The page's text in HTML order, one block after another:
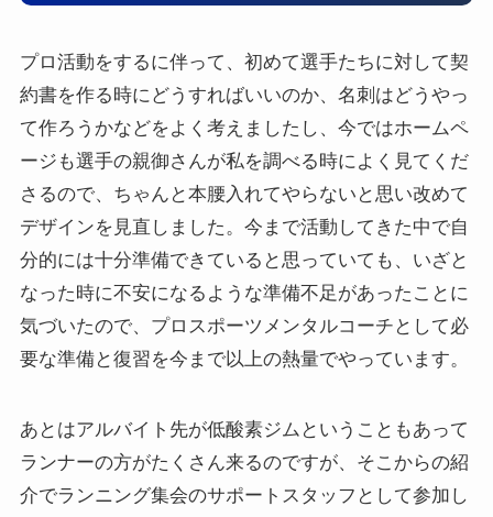
プロ活動をするに伴って、初めて選手たちに対して契
約書を作る時にどうすればいいのか、名刺はどうやっ
て作ろうかなどをよく考えましたし、今ではホームペ
ージも選手の親御さんが私を調べる時によく見てくだ
さるので、ちゃんと本腰入れてやらないと思い改めて
デザインを見直しました。今まで活動してきた中で自
分的には十分準備できていると思っていても、いざと
なった時に不安になるような準備不足があったことに
気づいたので、プロスポーツメンタルコーチとして必
要な準備と復習を今まで以上の熱量でやっています。
あとはアルバイト先が低酸素ジムということもあって
ランナーの方がたくさん来るのですが、そこからの紹
介でランニング集会のサポートスタッフとして参加し